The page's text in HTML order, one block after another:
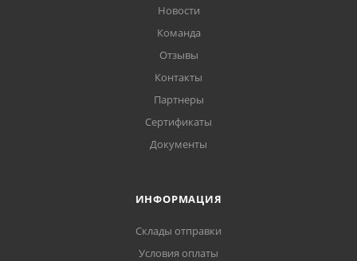
Новости
Команда
Отзывы
Контакты
Партнеры
Сертификаты
Документы
ИНФОРМАЦИЯ
Склады отправки
Условия оплаты